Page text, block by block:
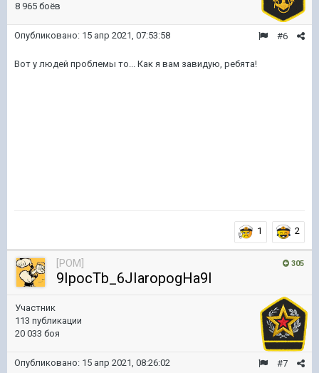
8 965 боёв
#6
Опубликовано: 15 апр 2021, 07:53:58
Вот у людей проблемы то... Как я вам завидую, ребята!
1 2
305
[POM]
9IpocTb_6JIaropogHa9I
Участник
113 публикации
20 033 боя
#7
Опубликовано: 15 апр 2021, 08:26:02